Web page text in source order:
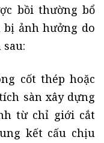
bồi thường bổ
ảnh hưởng do
cốt thép hoặc
sàn xây dựng
từ chỉ giới cắt
kết cấu chịu